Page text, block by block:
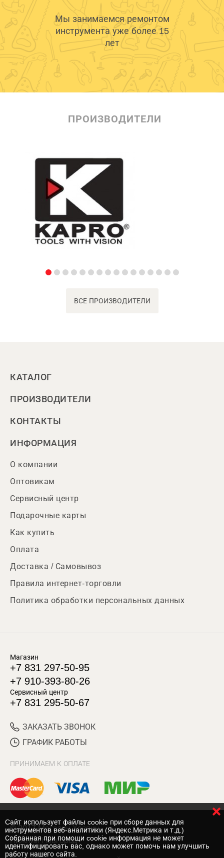
Мы занимаемся ремонтом
инструмента уже более 15
лет
ПРОИЗВОДИТЕЛИ
ВСЕ ПРОИЗВОДИТЕЛИ
КАТАЛОГ
ПРОИЗВОДИТЕЛИ
КОНТАКТЫ
ИНФОРМАЦИЯ
О компании
Оптовикам
Сервисный центр
Подарочные карты
Как купить
Оплата
Доставка / Самовывоз
Правила интернет-торговли
Политика обработки персональных данных
Магазин
+7 831 297-50-95
+7 910-393-80-26
Сервисный центр
+7 831 295-50-67
ЗАКАЗАТЬ ЗВОНОК
ГРАФИК РАБОТЫ
ПРИНИМАЕМ К ОПЛАТЕ
© 2017 Магазин Хозяин
Нижний Новгород
Cайт использует файлы cookie при сборе данных для
инструментов веб-аналитики (Яндекс.Метрика и т.д.)
Собранная при помощи cookie информация не может
идентифицировать вас, однако может помочь нам улучшить
работу нашего сайта.